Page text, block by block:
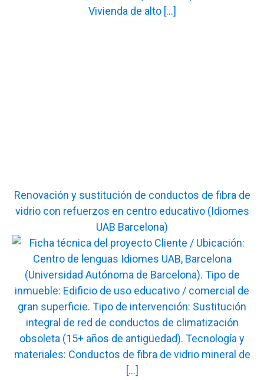
Renovación y sustitución de conductos de fibra de
vidrio con refuerzos en centro educativo (Idiomes
UAB Barcelona)